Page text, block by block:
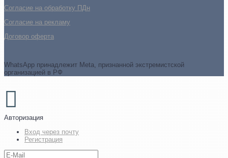
Согласие на обработку ПДн
Cогласие на рекламу
Договор оферта
WhatsApp принадлежит Meta, признанной экстремистской
организацией в РФ
Авторизация
Вход через почту
Регистрация